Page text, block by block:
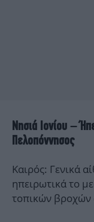
Νησιά Ιονίου –
Πελοπόννησος
Καιρός: Γενικά
ηπειρωτικά το
τοπικών βροχών